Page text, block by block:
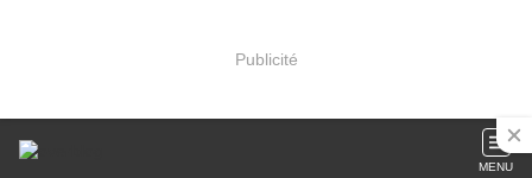
Publicité
MENU